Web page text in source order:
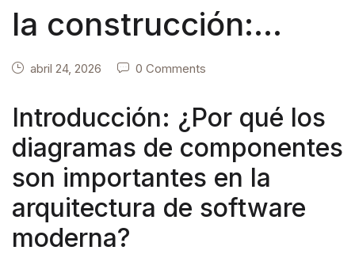
la construcción:
dominando los
diagramas de
componentes UML
con Visual Paradigm
abril 24, 2026 0 Comments
Introducción: ¿Por qué los
diagramas de componentes
son importantes en la
arquitectura de software
moderna?